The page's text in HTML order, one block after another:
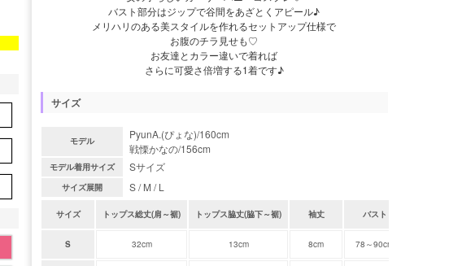
バスト部分はジップで谷間をあざとくアピール♪
メリハリのある美スタイルを作れるセットアップ仕様で
お腹のチラ見せも♡
お友達とカラー違いで着れば
さらに可愛さ倍増する1着です♪
サイズ
モデル
PyunA.(ぴょな)/160cm
戦慄かなの/156cm
モデル着用サイズ Sサイズ
サイズ展開 S / M / L
サイズ トップス総丈(肩～裾) トップス脇丈(脇下～裾) 袖丈 バスト
S 32cm 13cm 8cm 78～90cm